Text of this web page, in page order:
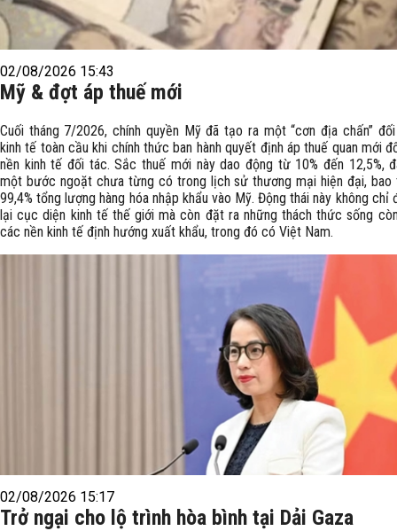
02/08/2026 15:43
Mỹ & đợt áp thuế mới
Cuối tháng 7/2026, chính quyền Mỹ đã tạo ra một “cơn địa chấn”
kinh tế toàn cầu khi chính thức ban hành quyết định áp thuế quan mới
nền kinh tế đối tác. Sắc thuế mới này dao động từ 10% đến 12,5%,
một bước ngoặt chưa từng có trong lịch sử thương mại hiện đại, bao
99,4% tổng lượng hàng hóa nhập khẩu vào Mỹ. Động thái này không chỉ
lại cục diện kinh tế thế giới mà còn đặt ra những thách thức sống
các nền kinh tế định hướng xuất khẩu, trong đó có Việt Nam.
02/08/2026 15:17
Trở ngại cho lộ trình hòa bình tại Dải Gaza